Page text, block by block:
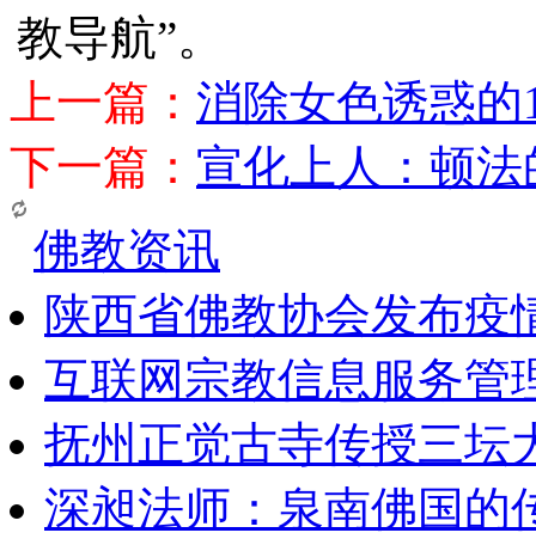
教导航”。
上一篇： 消除女色诱惑
下一篇： 宣化上人：顿
佛教资讯
陕西省佛教协会发布疫
互联网宗教信息服务管
抚州正觉古寺传授三坛
深昶法师：泉南佛国的